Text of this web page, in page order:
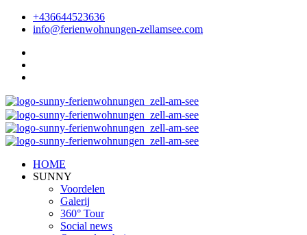
+436644523636
info@ferienwohnungen-zellamsee.com
HOME
SUNNY
Voordelen
Galerij
360° Tour
Social news